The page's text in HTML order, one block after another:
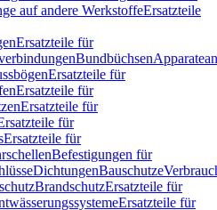
auf andere WerkstoffeErsatzteile
Ersatzteile für
Bundbüchsen
Ersatzteile für
Ersatzteile für
Ersatzteile für
für
Ersatzteile für
Befestigungen für
DichtungenBauschutze
BrandschutzErsatzteile für
Ersatzteile für